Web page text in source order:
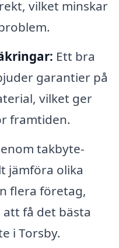
vilket minskar
Ett bra
garantier på
vilket ger
framtiden.
takbyte-
jämföra olika
flera företag,
få det bästa
i Torsby.